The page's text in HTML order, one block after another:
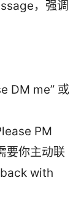
，强调
DM me” 或
PM
要你主动联
with